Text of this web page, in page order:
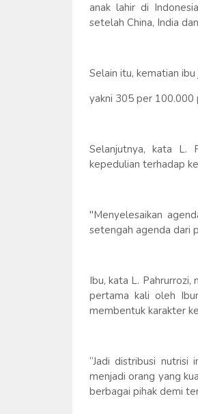
anak lahir di
setelah China, India
Selain itu, kematian
yakni 305 per 100.000
Selanjutnya, kata L.
kepedulian terhadap
"Menyelesaikan
setengah agenda dari
Ibu, kata L.
pertama kali oleh
membentuk karakter
“Jadi distribusi
menjadi orang yang
berbagai pihak demi